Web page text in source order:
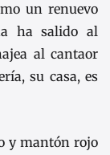
un renuevo
ha salido al
al cantaor
su casa, es
y mantón rojo